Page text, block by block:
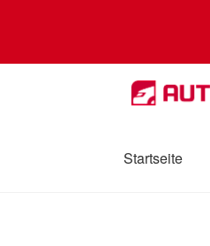
Ga
door
navigatie
Ga
naar
inhoud
Startseite